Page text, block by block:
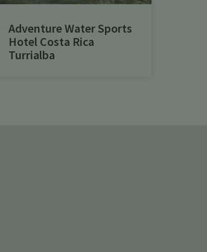
Adventure Water Sports
Hotel Costa Rica
Turrialba